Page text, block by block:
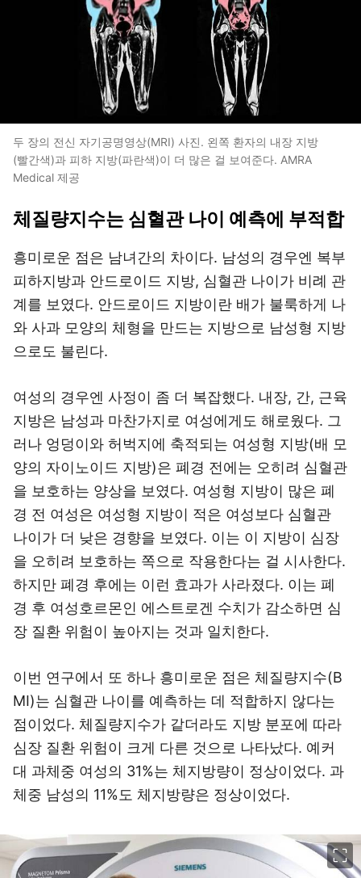
두 장의 전신 자기공명영상(MRI) 사진. 왼쪽 환자의 내장 지방
(빨간색)과 피하 지방(파란색)이 더 많은 걸 보여준다. AMRA
Medical 제공
체질량지수는 심혈관 나이 예측에 부적합
흥미로운 점은 남녀간의 차이다. 남성의 경우엔 복부
피하지방과 안드로이드 지방, 심혈관 나이가 비례 관
계를 보였다. 안드로이드 지방이란 배가 불룩하게 나
와 사과 모양의 체형을 만드는 지방으로 남성형 지방
으로도 불린다.
여성의 경우엔 사정이 좀 더 복잡했다. 내장, 간, 근육
지방은 남성과 마찬가지로 여성에게도 해로웠다. 그
러나 엉덩이와 허벅지에 축적되는 여성형 지방(배 모
양의 자이노이드 지방)은 폐경 전에는 오히려 심혈관
을 보호하는 양상을 보였다. 여성형 지방이 많은 폐
경 전 여성은 여성형 지방이 적은 여성보다 심혈관
나이가 더 낮은 경향을 보였다. 이는 이 지방이 심장
을 오히려 보호하는 쪽으로 작용한다는 걸 시사한다.
하지만 폐경 후에는 이런 효과가 사라졌다. 이는 폐
경 후 여성호르몬인 에스트로겐 수치가 감소하면 심
장 질환 위험이 높아지는 것과 일치한다.
이번 연구에서 또 하나 흥미로운 점은 체질량지수(B
MI)는 심혈관 나이를 예측하는 데 적합하지 않다는
점이었다. 체질량지수가 같더라도 지방 분포에 따라
심장 질환 위험이 크게 다른 것으로 나타났다. 예커
대 과체중 여성의 31%는 체지방량이 정상이었다. 과
체중 남성의 11%도 체지방량은 정상이었다.